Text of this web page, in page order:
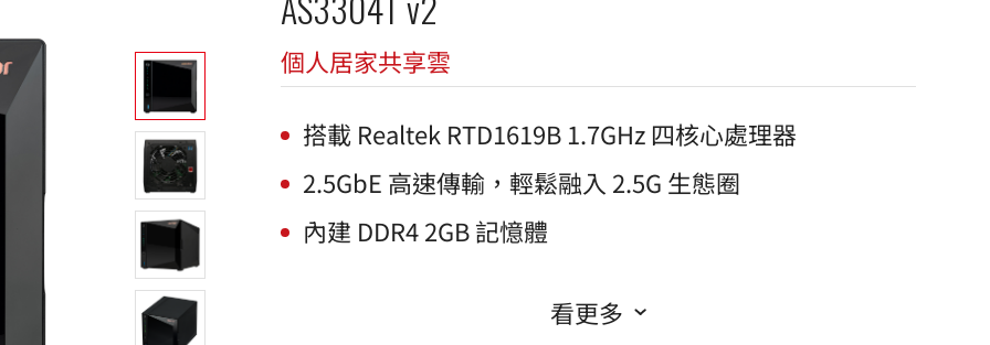
個人居家共享雲
搭載 Realtek RTD1619B 1.7GHz 四核心處理器
2.5GbE 高速傳輸，輕鬆融入 2.5G 生態圈
內建 DDR4 2GB 記憶體
看更多